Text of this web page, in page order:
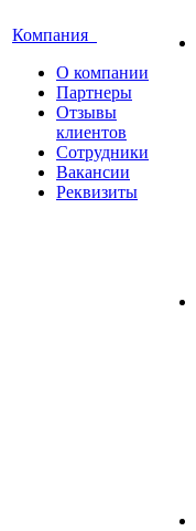
Компания
О компании
Партнеры
Отзывы
клиентов
Сотрудники
Вакансии
Реквизиты